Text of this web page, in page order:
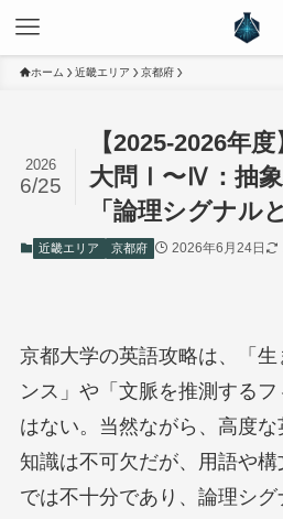
ホーム 近畿エリア 京都府
【2025-2026年
大問Ⅰ〜Ⅳ：抽象
「論理シグナル
2026
6/25
近畿エリア 京都府 2026年6月24日
京都大学の英語攻略は、「
ンス」や「文脈を推測する
はない。当然ながら、高度
知識は不可欠だが、用語や
では不十分であり、論理シ